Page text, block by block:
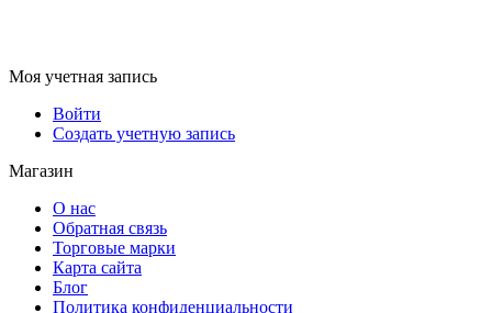
Моя учетная запись
Войти
Создать учетную запись
Магазин
О нас
Обратная связь
Торговые марки
Карта сайта
Блог
Политика конфиденциальности